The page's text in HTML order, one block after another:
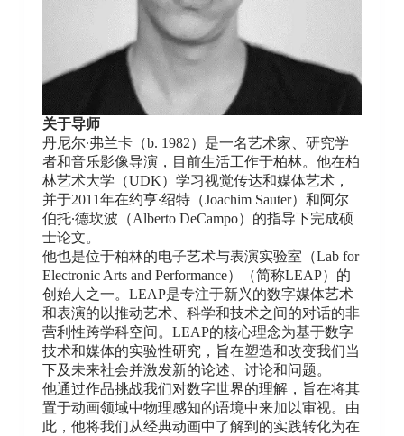
关于导师
丹尼尔·弗兰卡（b. 1982）是一名艺术家、研究学
者和音乐影像导演，目前生活工作于柏林。他在柏
林艺术大学（UDK）学习视觉传达和媒体艺术，
并于2011年在约亨·绍特（Joachim Sauter）和阿尔
伯托·德坎波（Alberto DeCampo）的指导下完成硕
士论文。
他也是位于柏林的电子艺术与表演实验室（Lab for
Electronic Arts and Performance）（简称LEAP）的
创始人之一。LEAP是专注于新兴的数字媒体艺术
和表演的以推动艺术、科学和技术之间的对话的非
营利性跨学科空间。LEAP的核心理念为基于数字
技术和媒体的实验性研究，旨在塑造和改变我们当
下及未来社会并激发新的论述、讨论和问题。
他通过作品挑战我们对数字世界的理解，旨在将其
置于动画领域中物理感知的语境中来加以审视。由
此，他将我们从经典动画中了解到的实践转化为在